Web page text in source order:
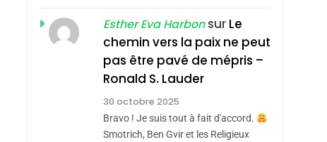
RÉSILIENTE :
POURQUOI JE
REVENDIQUE MA
JUDAÏTE Par Thérèse
Zrihen-Dvir
ISRAÉL JUDAISME
CE QUI NOUS
MANQUE – Jacques
Hadida
JUDAISME
Esther Eva Harbonsur Le
chemin vers la paix ne peut
pas être pavé de mépris –
Ronald S. Lauder
30 octobre 2025
Bravo ! Je suis tout à fait d'accord.
Smotrich, Ben Gvir et les Religieux